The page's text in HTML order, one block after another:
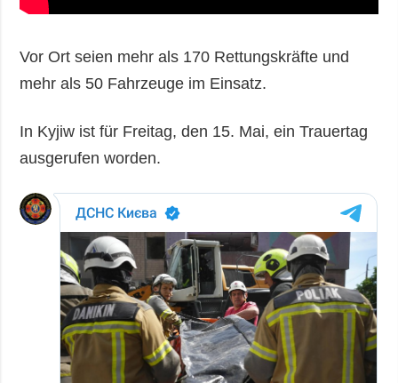
Vor Ort seien mehr als 170 Rettungskräfte und
mehr als 50 Fahrzeuge im Einsatz.
In Kyjiw ist für Freitag, den 15. Mai, ein Trauertag
ausgerufen worden.